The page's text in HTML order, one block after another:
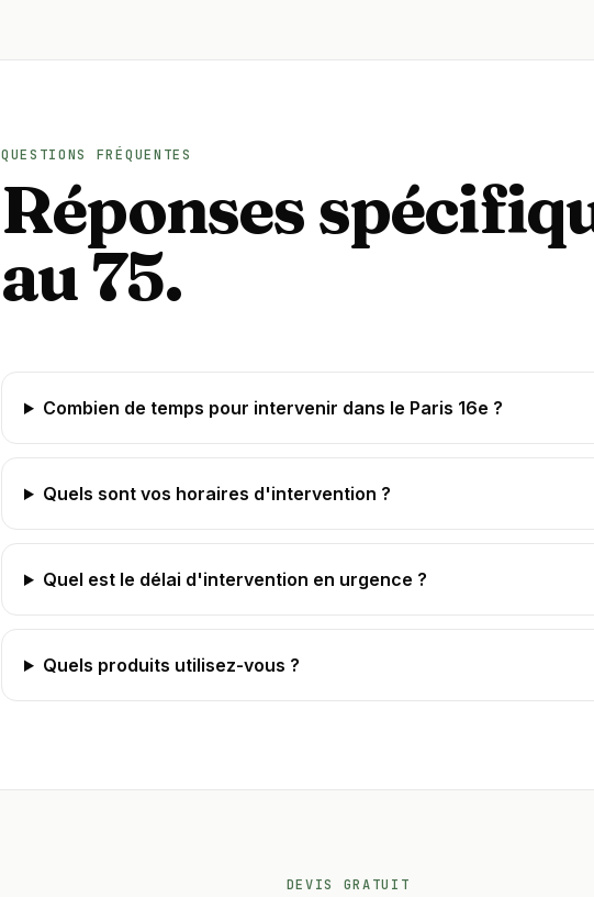
QUESTIONS FRÉQUENTES
Réponses
au 75.
Combien de temps pour intervenir dans le Paris 16e ?
Quels sont vos horaires d'intervention ?
Quel est le délai d'intervention en urgence ?
Quels produits utilisez-vous ?
DEVIS GRATUIT